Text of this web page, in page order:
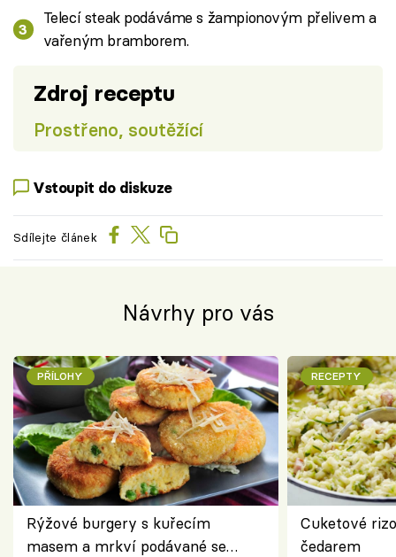
Telecí steak podáváme s žampionovým přelivem a
vařeným bramborem.
Zdroj receptu
Prostřeno, soutěžící
Vstoupit do diskuze
Sdílejte článek
Návrhy pro vás
PŘÍLOHY
Rýžové burgery s kuřecím
masem a mrkví podávané se
RECEPTY
Cuketové
čedarem